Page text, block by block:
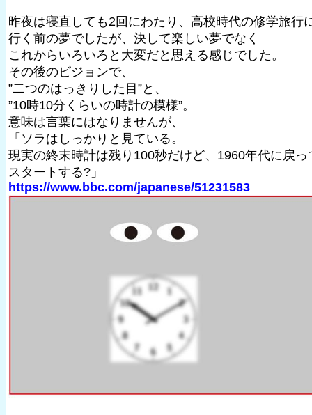
昨夜は寝直しても2回にわたり、高校時代の修学旅行
行く前の夢でしたが、決して楽しい夢でなく
これからいろいろと大変だと思える感じでした。
その後のビジョンで、
”二つのはっきりした目”と、
”10時10分くらいの時計の模様”。
意味は言葉にはなりませんが、
「ソラはしっかりと見ている。
現実の終末時計は残り100秒だけど、1960年代に戻っ
スタートする?」
https://www.bbc.com/japanese/51231583